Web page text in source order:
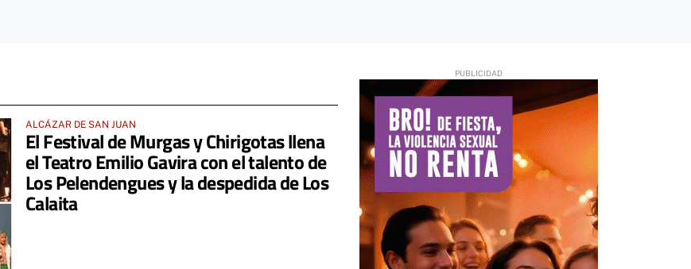
ALCÁZAR DE SAN JUAN
El Festival de Murgas y Chirigotas llena
el Teatro Emilio Gavira con el talento de
Los Pelendengues y la despedida de Los
Calaita